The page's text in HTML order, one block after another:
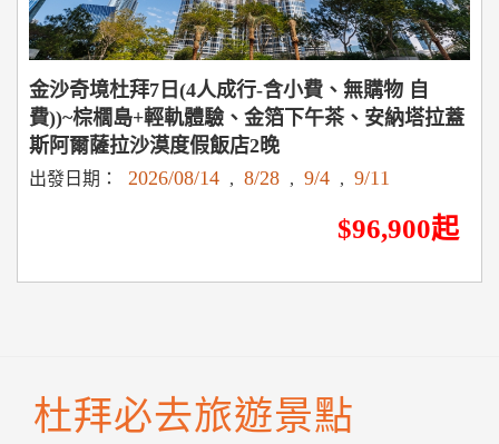
金沙奇境杜拜7日(4人成行-含小費、無購物 自
費))~棕櫚島+輕軌體驗、金箔下午茶、安納塔拉蓋
斯阿爾薩拉沙漠度假飯店2晚
出發日期： 2026/08/14 , 8/28 , 9/4 , 9/11
$96,900起
杜拜必去旅遊景點